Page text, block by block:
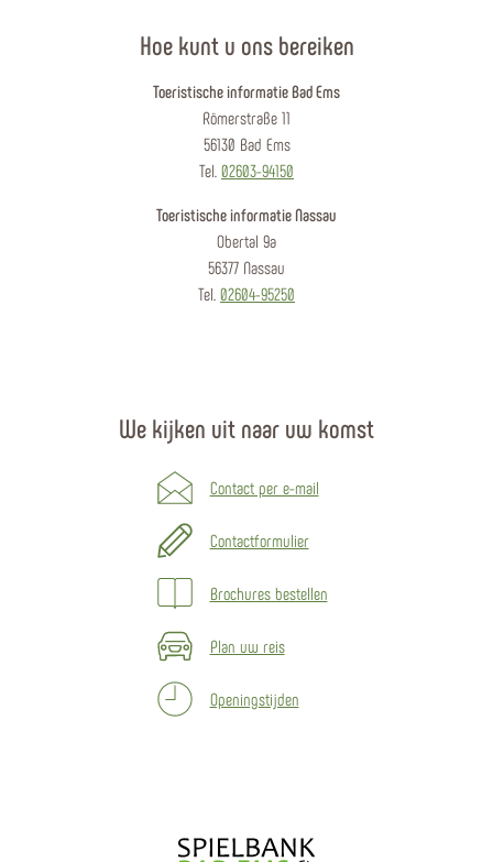
Hoe kunt u ons bereiken
Toeristische informatie Bad Ems
Römerstraße 11
56130 Bad Ems
Tel. 02603-94150
Toeristische informatie Nassau
Obertal 9a
56377 Nassau
Tel. 02604-95250
We kijken uit naar uw komst
Contact per e-mail
Contactformulier
Brochures bestellen
Plan uw reis
Openingstijden